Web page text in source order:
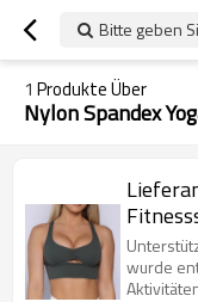
Bitte geben
1 Produkte Über
Nylon Spandex
mit
wurde